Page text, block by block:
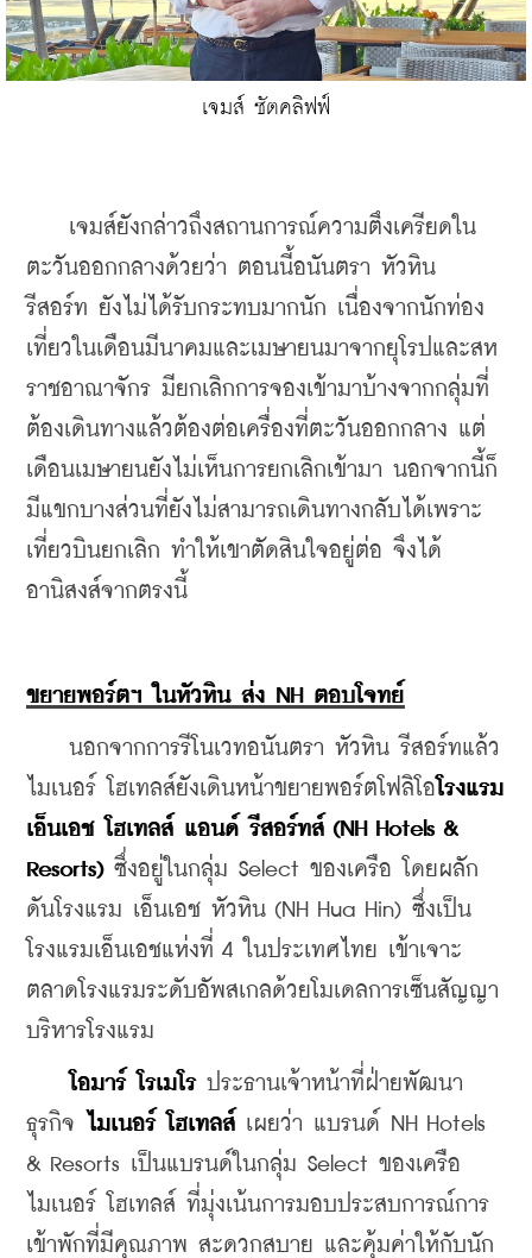
เจมส์ ซัตคลิฟฟ์
เจมส์ยังกล่าวถึงสถานการณ์ความตึงเครียดใน
ตะวันออกกลางด้วยว่า ตอนนี้อนันตรา หัวหิน
รีสอร์ท ยังไม่ได้รับกระทบมากนัก เนื่องจากนักท่อง
เที่ยวในเดือนมีนาคมและเมษายนมาจากยุโรปและสห
ราชอาณาจักร มียกเลิกการจองเข้ามาบ้างจากกลุ่มที่
ต้องเดินทางแล้วต้องต่อเครื่องที่ตะวันออกกลาง แต่
เดือนเมษายนยังไม่เห็นการยกเลิกเข้ามา นอกจากนี้ก็
มีแขกบางส่วนที่ยังไม่สามารถเดินทางกลับได้เพราะ
เที่ยวบินยกเลิก ทำให้เขาตัดสินใจอยู่ต่อ จึงได้
อานิสงส์จากตรงนี้
ขยายพอร์ตฯ ในหัวหิน ส่ง NH ตอบโจทย์
นอกจากการรีโนเวทอนันตรา หัวหิน รีสอร์ทแล้ว
ไมเนอร์ โฮเทลส์ยังเดินหน้าขยายพอร์ตโฟลิโอโรงแรม
เอ็นเอช โฮเทลส์ แอนด์ รีสอร์ทส์ (NH Hotels &
Resorts) ซึ่งอยู่ในกลุ่ม Select ของเครือ โดยผลัก
ดันโรงแรม เอ็นเอช หัวหิน (NH Hua Hin) ซึ่งเป็น
โรงแรมเอ็นเอชแห่งที่ 4 ในประเทศไทย เข้าเจาะ
ตลาดโรงแรมระดับอัพสเกลด้วยโมเดลการเซ็นสัญญา
บริหารโรงแรม
โอมาร์ โรเมโร ประธานเจ้าหน้าที่ฝ่ายพัฒนา
ธุรกิจ
ไมเนอร์ โฮเทลส์ เผยว่า แบรนด์ NH Hotels
& Resorts เป็นแบรนด์ในกลุ่ม Select ของเครือ
ไมเนอร์ โฮเทลส์ ที่มุ่งเน้นการมอบประสบการณ์การ
เข้าพักที่มีคุณภาพ สะดวกสบาย และคุ้มค่าให้กับนัก